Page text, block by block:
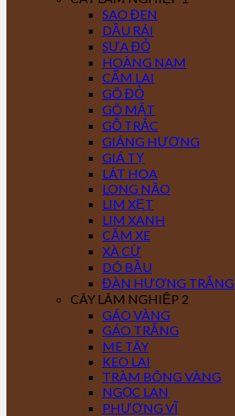
SAO ĐEN
DẦU RÁI
SƯA ĐỎ
HOÀNG NAM
CẨM LAI
GÕ ĐỎ
GÕ MẬT
GỖ TRẮC
GIÁNG HƯƠNG
GIÁ TỴ
LÁT HOA
LONG NÃO
LIM XẸT
LIM XANH
CĂM XE
XÀ CỪ
DÓ BẦU
ĐÀN HƯƠNG TRẮNG
CÂY LÂM NGHIỆP 2
GÁO VÀNG
GÁO TRẮNG
ME TÂY
KEO LAI
TRÀM BÔNG VÀNG
NGỌC LAN
PHƯỢNG VĨ